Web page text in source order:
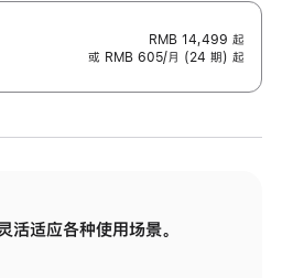
RMB 14,499 起
或 RMB 605/月 (24 期) 起
活适应各种使用场景。